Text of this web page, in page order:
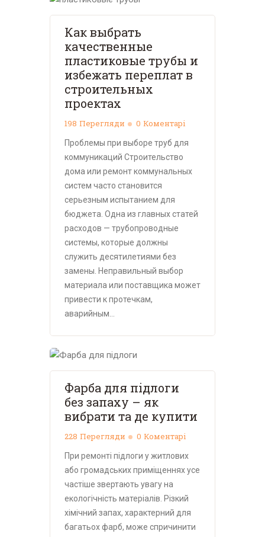
Как выбрать
качественные
пластиковые трубы и
избежать переплат в
строительных
проектах
198 Перегляди 0 Коментарі
Проблемы при выборе труб для
коммуникаций Строительство
дома или ремонт коммунальных
систем часто становится
серьезным испытанием для
бюджета. Одна из главных статей
расходов — трубопроводные
системы, которые должны
служить десятилетиями без
замены. Неправильный выбор
материала или поставщика может
привести к протечкам,
аварийным…
Фарба для підлоги
без запаху – як
вибрати та де купити
228 Перегляди 0 Коментарі
При ремонті підлоги у житлових
або громадських приміщеннях усе
частіше звертають увагу на
екологічність матеріалів. Різкий
хімічний запах, характерний для
багатьох фарб, може спричинити